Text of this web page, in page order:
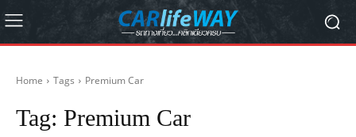
Home Tags Premium Car
Tag: Premium Car